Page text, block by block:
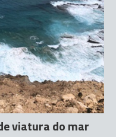
viatura do mar